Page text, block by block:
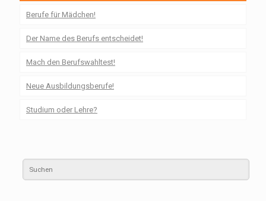
Berufe für Mädchen!
Der Name des Berufs entscheidet!
Mach den Berufswahltest!
Neue Ausbildungsberufe!
Studium oder Lehre?